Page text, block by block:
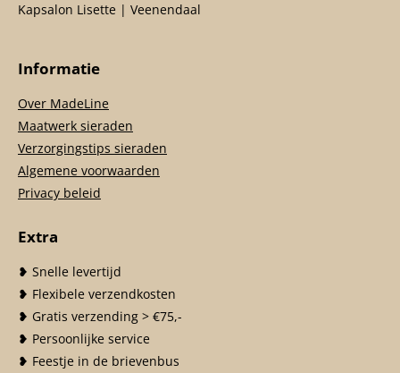
Kapsalon Lisette | Veenendaal
Informatie
Over MadeLine
Maatwerk sieraden
Verzorgingstips sieraden
Algemene voorwaarden
Privacy beleid
Extra
❥ Snelle levertijd
❥ Flexibele verzendkosten
❥ Gratis verzending > €75,-
❥ Persoonlijke service
❥ Feestje in de brievenbus